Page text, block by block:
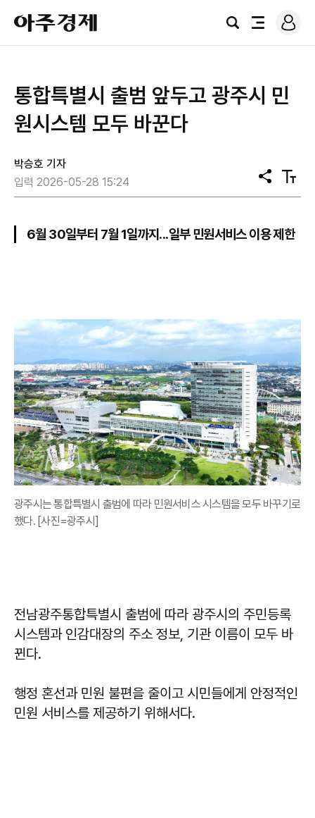
아
주
경
검
전
로
그
통합특별시 출범 앞두고 광주시 민
원시스템 모두 바꾼다
박승호 기자
입력 2026-05-28 15:24
공
유
텍
스
기
6월 30일부터 7월 1일까지...일부 민원서비스 이용 제한
광주시는 통합특별시 출범에 따라 민원서비스 시스템을 모두 바꾸기로
했다. [사진=광주시]
전남광주통합특별시 출범에 따라 광주시의 주민등록
시스템과 인감대장의 주소 정보, 기관 이름이 모두 바
뀐다.
행정 혼선과 민원 불편을 줄이고 시민들에게 안정적인
민원 서비스를 제공하기 위해서다.